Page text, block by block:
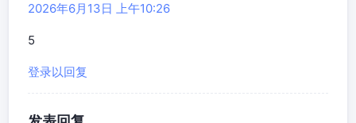
2026年6月13日 上午10:26
5
登录以回复